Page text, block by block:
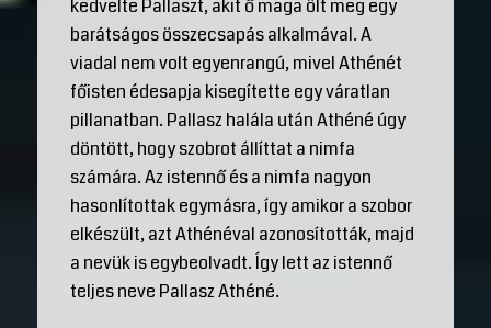
kedvelte Pallaszt, akit ő maga ölt meg egy
barátságos összecsapás alkalmával. A
viadal nem volt egyenrangú, mivel Athénét
főisten édesapja kisegítette egy váratlan
pillanatban. Pallasz halála után Athéné úgy
döntött, hogy szobrot állíttat a nimfa
számára. Az istennő és a nimfa nagyon
hasonlítottak egymásra, így amikor a szobor
elkészült, azt Athénéval azonosították, majd
a nevük is egybeolvadt. Így lett az istennő
teljes neve Pallasz Athéné.